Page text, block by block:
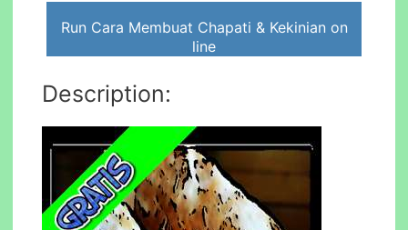
Run Cara Membuat Chapati & Kekinian on
line
Description: